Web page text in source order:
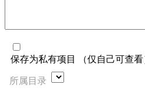
保存为私有项目 （仅自己可查看
所属目录